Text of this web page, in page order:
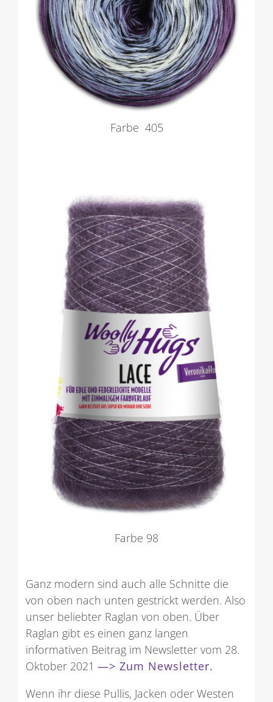
Farbe 405
Farbe 98
Ganz modern sind auch alle Schnitte die
von oben nach unten gestrickt werden. Also
unser beliebter Raglan von oben. Über
Raglan gibt es einen ganz langen
informativen Beitrag im Newsletter vom 28.
Oktober 2021 —> Zum Newsletter.
Wenn ihr diese Pullis, Jacken oder Westen